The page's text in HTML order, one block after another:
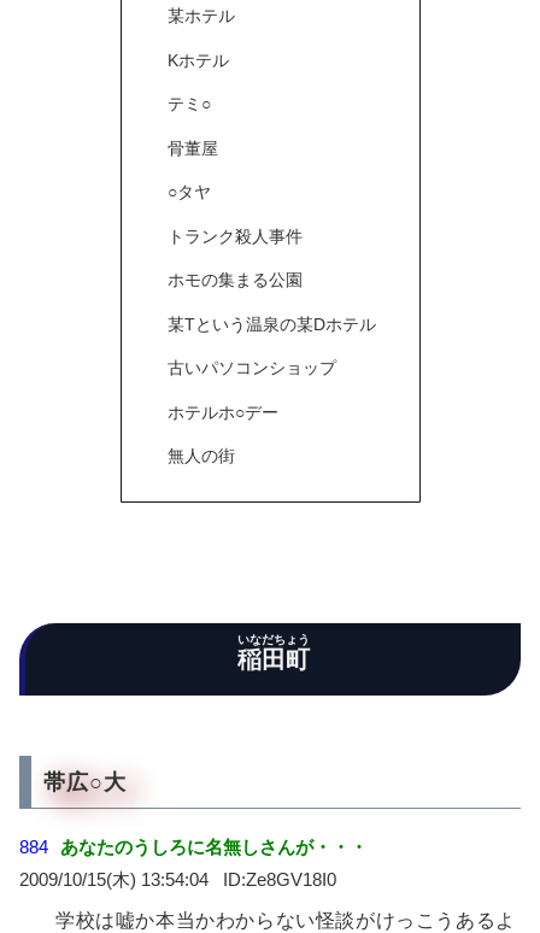
某ホテル
Kホテル
テミ○
骨董屋
○タヤ
トランク殺人事件
ホモの集まる公園
某Tという温泉の某Dホテル
古いパソコンショップ
ホテルホ○デー
無人の街
稲田町
いなだちょう
帯広○大
884
あなたのうしろに名無しさんが・・・
2009/10/15(木) 13:54:04
Ze8GV18I0
学校は嘘か本当かわからない怪談がけっこうあるよ